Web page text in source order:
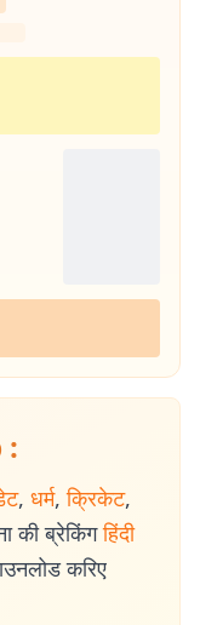
:
, धर्म, क्रिकेट,
की ब्रेकिंग हिंदी
करिए